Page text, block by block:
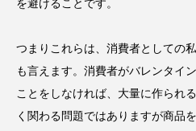
を避けることです。
つまりこれらは、消費者としての
も言えます。消費者がバレンタイ
ことをしなければ、大量に作られ
く関わる問題ではありますが商品